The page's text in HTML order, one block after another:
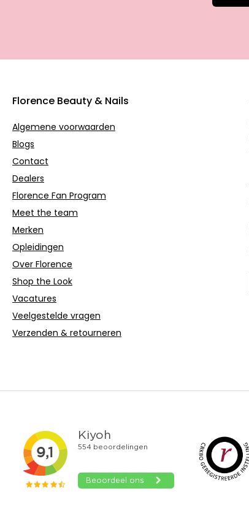
Florence Beauty & Nails
Algemene voorwaarden
Blogs
Contact
Dealers
Florence Fan Program
Meet the team
Merken
Opleidingen
Over Florence
Shop the Look
Vacatures
Veelgestelde vragen
Verzenden & retourneren